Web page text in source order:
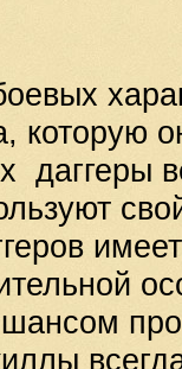
которую
даггеры